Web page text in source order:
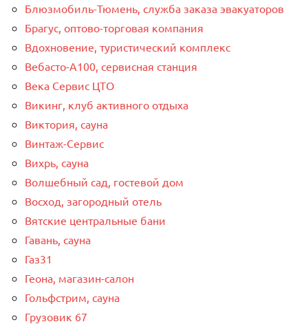
Блюзмобиль-Тюмень, служба заказа эвакуаторов
Брагус, оптово-торговая компания
Вдохновение, туристический комплекс
Вебасто-А100, сервисная станция
Века Сервис ЦТО
Викинг, клуб активного отдыха
Виктория, сауна
Винтаж-Сервис
Вихрь, сауна
Волшебный сад, гостевой дом
Восход, загородный отель
Вятские центральные бани
Гавань, сауна
Газ31
Геона, магазин-салон
Гольфстрим, сауна
Грузовик 67